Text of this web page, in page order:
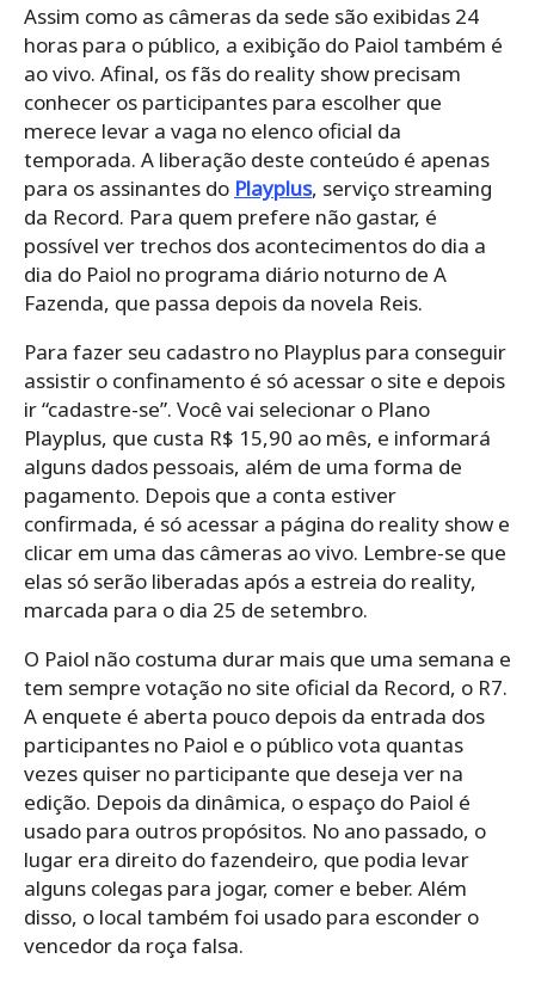
Assim como as câmeras da sede são exibidas 24
horas para o público, a exibição do Paiol também é
ao vivo. Afinal, os fãs do reality show precisam
conhecer os participantes para escolher que
merece levar a vaga no elenco oficial da
temporada. A liberação deste conteúdo é apenas
para os assinantes do Playplus, serviço streaming
da Record. Para quem prefere não gastar, é
possível ver trechos dos acontecimentos do dia a
dia do Paiol no programa diário noturno de A
Fazenda, que passa depois da novela Reis.
Para fazer seu cadastro no Playplus para conseguir
assistir o confinamento é só acessar o site e depois
ir “cadastre-se”. Você vai selecionar o Plano
Playplus, que custa R$ 15,90 ao mês, e informará
alguns dados pessoais, além de uma forma de
pagamento. Depois que a conta estiver
confirmada, é só acessar a página do reality show e
clicar em uma das câmeras ao vivo. Lembre-se que
elas só serão liberadas após a estreia do reality,
marcada para o dia 25 de setembro.
O Paiol não costuma durar mais que uma semana e
tem sempre votação no site oficial da Record, o R7.
A enquete é aberta pouco depois da entrada dos
participantes no Paiol e o público vota quantas
vezes quiser no participante que deseja ver na
edição. Depois da dinâmica, o espaço do Paiol é
usado para outros propósitos. No ano passado, o
lugar era direito do fazendeiro, que podia levar
alguns colegas para jogar, comer e beber. Além
disso, o local também foi usado para esconder o
vencedor da roça falsa.